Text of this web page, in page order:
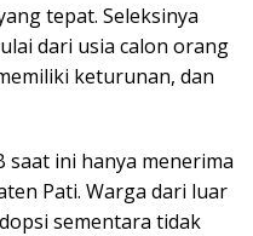
tepat. Seleksinya
dari usia calon orang
keturunan, dan
saat ini hanya menerima
Pati. Warga dari luar
sementara tidak